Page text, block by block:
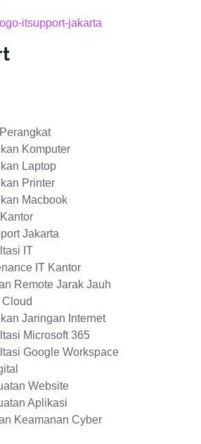
Komputer
Laptop
Printer
Macbook
Jakarta
IT
IT Kantor
Remote Jarak Jauh
Jaringan Internet
Microsoft 365
Google Workspace
Website
Aplikasi
Keamanan Cyber